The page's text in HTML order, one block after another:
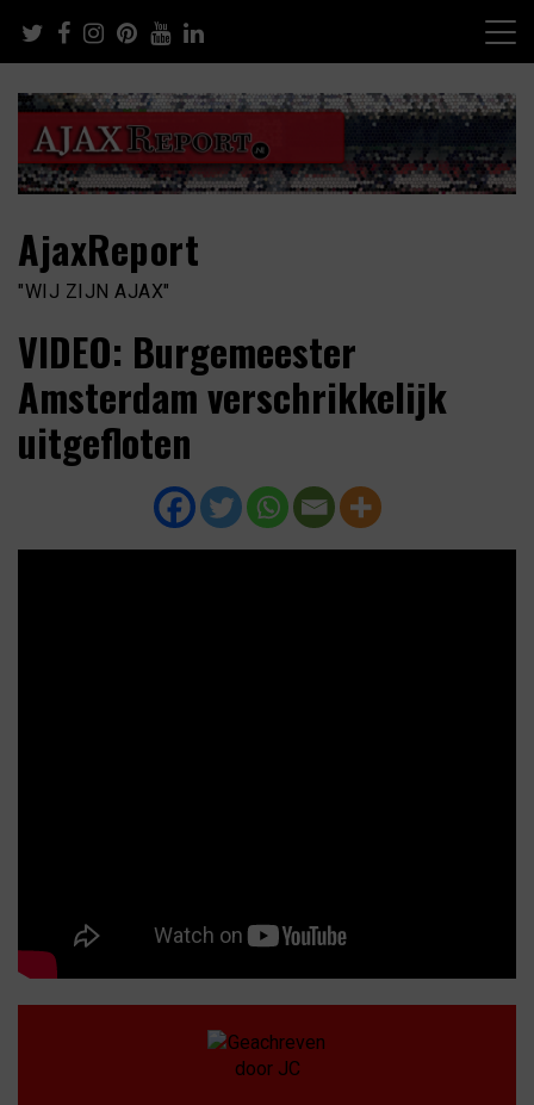
content
AjaxReport
"WIJ ZIJN AJAX"
VIDEO: Burgemeester
Amsterdam verschrikkelijk
uitgefloten